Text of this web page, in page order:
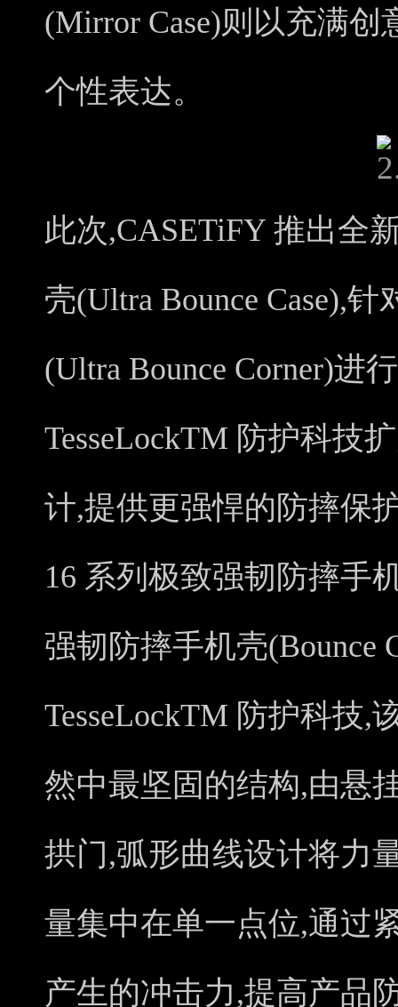
(Mirror Case)则以充满
个性表达。
此次,CASETiFY 推出全
壳(Ultra Bounce Case),
(Ultra Bounce Corner)进
TesseLockTM 防护科技
计,提供更强悍的防摔保
16 系列极致强韧防摔手
强韧防摔手机壳(Bounce
TesseLockTM 防护科技,
然中最坚固的结构,由悬
拱门,弧形曲线设计将力
量集中在单一点位,通过
产生的冲击力,提高产品